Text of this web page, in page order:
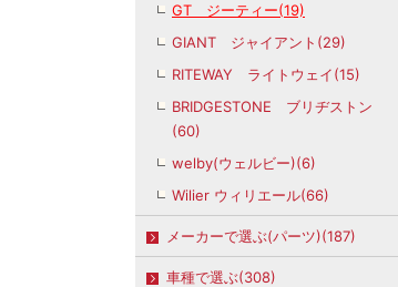
GT ジーティー(19)
GIANT ジャイアント(29)
RITEWAY ライトウェイ(15)
BRIDGESTONE ブリヂストン
(60)
welby(ウェルビー)(6)
Wilier ウィリエール(66)
メーカーで選ぶ(パーツ)(187)
車種で選ぶ(308)